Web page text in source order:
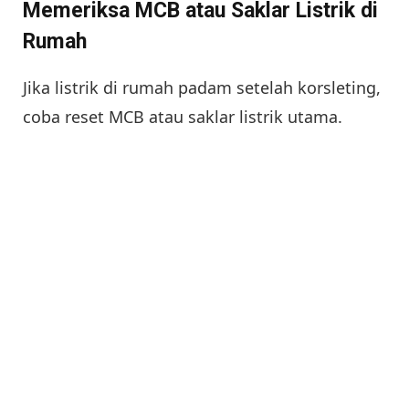
Memeriksa MCB atau Saklar Listrik di
Rumah
Jika listrik di rumah padam setelah korsleting,
coba reset MCB atau saklar listrik utama.